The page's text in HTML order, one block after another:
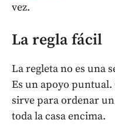
vez.
La regla fácil
La regleta no es una
Es un apoyo puntual.
sirve para ordenar
toda la casa encima.